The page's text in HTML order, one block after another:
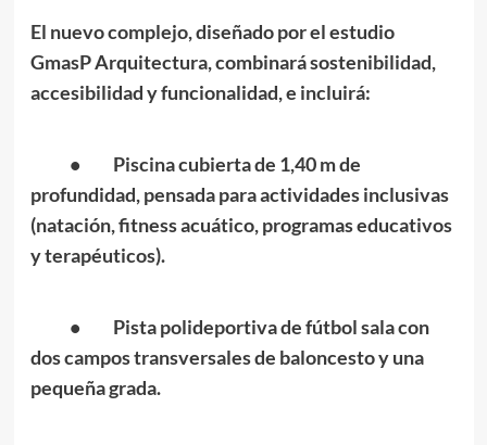
El nuevo complejo, diseñado por el estudio
GmasP Arquitectura, combinará sostenibilidad,
accesibilidad y funcionalidad, e incluirá:
• Piscina cubierta de 1,40 m de
profundidad, pensada para actividades inclusivas
(natación, fitness acuático, programas educativos
y terapéuticos).
• Pista polideportiva de fútbol sala con
dos campos transversales de baloncesto y una
pequeña grada.